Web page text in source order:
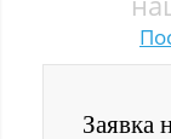
Заявка